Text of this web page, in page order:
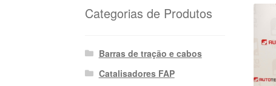
Categorias de Produtos
Barras de tração e cabos
Catalisadores FAP